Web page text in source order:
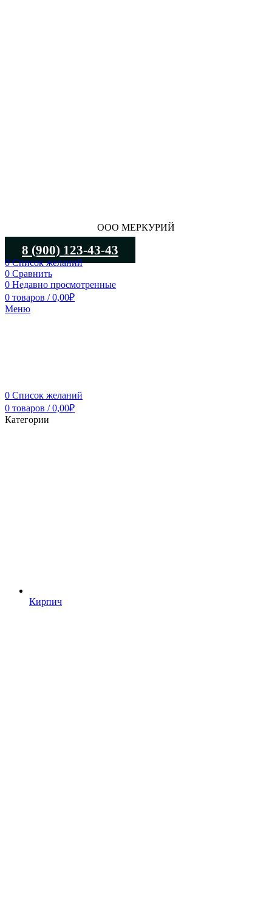
ООО МЕРКУРИЙ
8 (900) 123-43-43
0Список желаний
0 Сравнить
0 Недавно просмотренные
0 товаров / 0,00₽
Меню
0 Список желаний
0 товаров / 0,00₽
Категории
Кирпич